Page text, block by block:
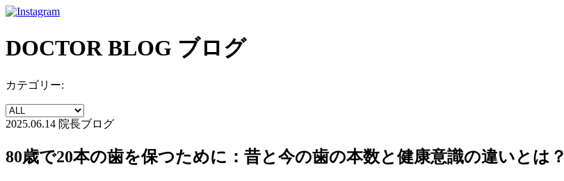
DOCTOR BLOG ブログ
カテゴリー:
2025.06.14 院長ブログ
80歳で20本の歯を保つために：昔と今の歯の本数と健康意識の違いとは？